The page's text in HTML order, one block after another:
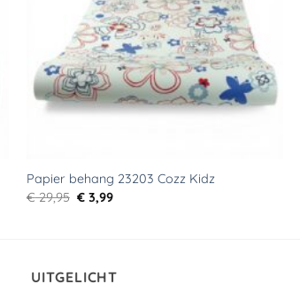
Papier behang 23203 Cozz Kidz
€29,95 Oorspronkelijke
prijs
€ 3,99Huidige
UITGELICHT